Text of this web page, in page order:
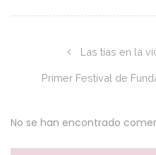
Las tías en la
Primer Festival de
No se han encontrado